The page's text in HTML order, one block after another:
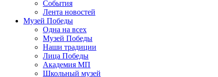
События
Лента новостей
Музей Победы
Одна на всех
Музей Победы
Наши традиции
Лица Победы
Академия МП
Школьный музей